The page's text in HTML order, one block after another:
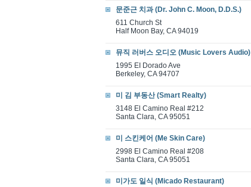
문준근 치과 (Dr. John C. Moon, D.D.S.)
611 Church St
Half Moon Bay, CA 94019
뮤직 러버스 오디오 (Music Lovers Audio)
1995 EI Dorado Ave
Berkeley, CA 94707
미 김 부동산 (Smart Realty)
3148 El Camino Real #212
Santa Clara, CA 95051
미 스킨케어 (Me Skin Care)
2998 El Camino Real #208
Santa Clara, CA 95051
미가도 일식 (Micado Restaurant)